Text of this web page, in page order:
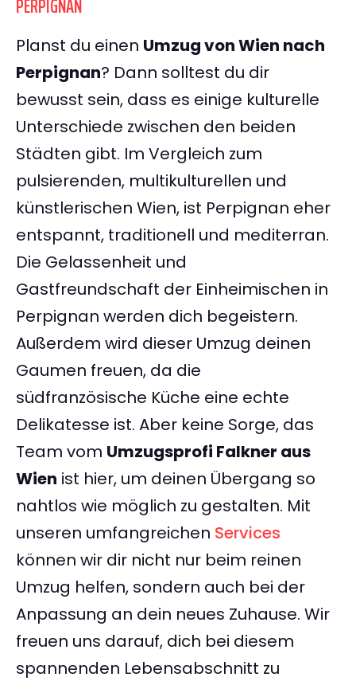
PERPIGNAN
Planst du einen Umzug von Wien nach
Perpignan? Dann solltest du dir
bewusst sein, dass es einige kulturelle
Unterschiede zwischen den beiden
Städten gibt. Im Vergleich zum
pulsierenden, multikulturellen und
künstlerischen Wien, ist Perpignan eher
entspannt, traditionell und mediterran.
Die Gelassenheit und
Gastfreundschaft der Einheimischen in
Perpignan werden dich begeistern.
Außerdem wird dieser Umzug deinen
Gaumen freuen, da die
südfranzösische Küche eine echte
Delikatesse ist. Aber keine Sorge, das
Team vom Umzugsprofi Falkner aus
Wien ist hier, um deinen Übergang so
nahtlos wie möglich zu gestalten. Mit
unseren umfangreichen Services
können wir dir nicht nur beim reinen
Umzug helfen, sondern auch bei der
Anpassung an dein neues Zuhause. Wir
freuen uns darauf, dich bei diesem
spannenden Lebensabschnitt zu